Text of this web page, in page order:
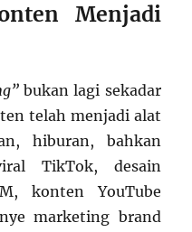
Menjadi
bukan lagi sekadar
telah menjadi alat
hiburan, bahkan
TikTok, desain
konten YouTube
marketing brand